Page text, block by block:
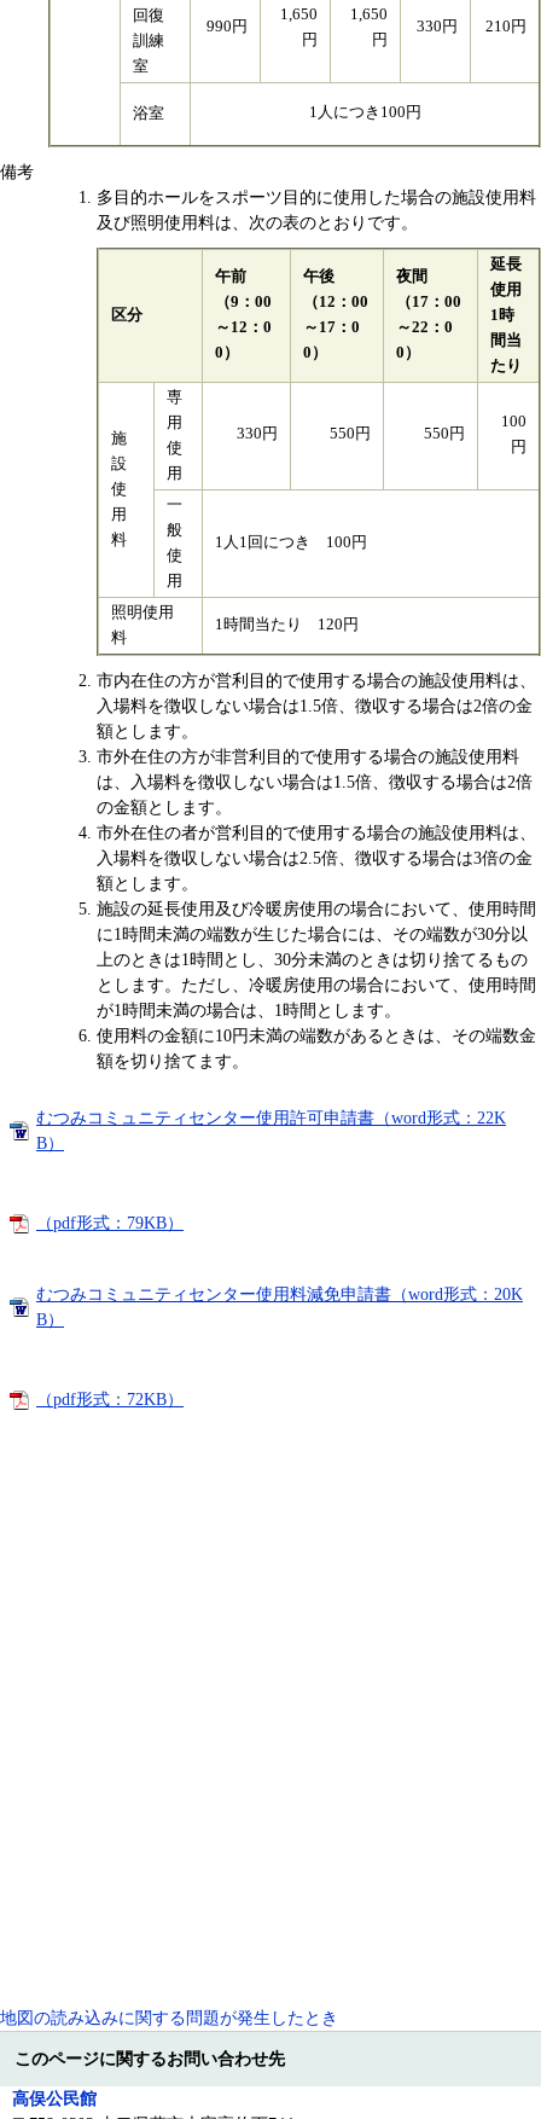
回復
訓練
室
990円
1,650
円
1,650
円
330円 210円
浴室 1人につき100円
備考
多目的ホールをスポーツ目的に使用した場合の施設使用料
及び照明使用料は、次の表のとおりです。
区分
午前
（9：00
～12：0
0）
午後
（12：00
～17：0
0）
夜間
（17：00
～22：0
0）
延長
使用
1時
間当
たり
施
設
使
用
料
専
用
使
用
330円 550円 550円
100
円
一
般
使
用
1人1回につき 100円
照明使用
料
1時間当たり 120円
市内在住の方が営利目的で使用する場合の施設使用料は、
入場料を徴収しない場合は1.5倍、徴収する場合は2倍の金
額とします。
市外在住の方が非営利目的で使用する場合の施設使用料
は、入場料を徴収しない場合は1.5倍、徴収する場合は2倍
の金額とします。
市外在住の者が営利目的で使用する場合の施設使用料は、
入場料を徴収しない場合は2.5倍、徴収する場合は3倍の金
額とします。
施設の延長使用及び冷暖房使用の場合において、使用時間
に1時間未満の端数が生じた場合には、その端数が30分以
上のときは1時間とし、30分未満のときは切り捨てるもの
とします。ただし、冷暖房使用の場合において、使用時間
が1時間未満の場合は、1時間とします。
使用料の金額に10円未満の端数があるときは、その端数金
額を切り捨てます。
むつみコミュニティセンター使用許可申請書（word形式：22K
B）
（pdf形式：79KB）
むつみコミュニティセンター使用料減免申請書（word形式：20K
B）
（pdf形式：72KB）
地図の読み込みに関する問題が発生したとき
このページに関するお問い合わせ先
高俣公民館